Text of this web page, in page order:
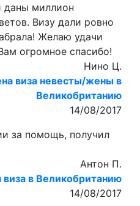
даны миллион
Визу дали ровно
Желаю удачи
огромное спасибо!
Нино Ц.
виза невесты/жены в
Великобританию
14/08/2017
за помощь, получил
Антон П.
в Великобританию
14/08/2017